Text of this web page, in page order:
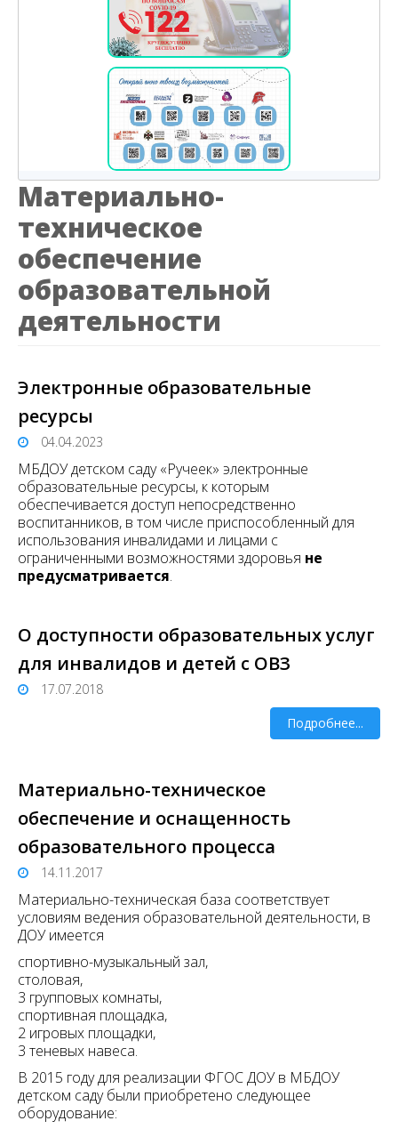
Материально-
техническое
обеспечение
образовательной
деятельности
Электронные образовательные
ресурсы
04.04.2023
МБДОУ детском саду «Ручеек» электронные
образовательные ресурсы, к которым
обеспечивается доступ непосредственно
воспитанников, в том числе приспособленный для
использования инвалидами и лицами с
ограниченными возможностями здоровья не
предусматривается.
О доступности образовательных услуг
для инвалидов и детей с ОВЗ
17.07.2018
Подробнее...
Материально-техническое
обеспечение и оснащенность
образовательного процесса
14.11.2017
Материально-техническая база соответствует
условиям ведения образовательной деятельности, в
ДОУ имеется
спортивно-музыкальный зал,
столовая,
3 групповых комнаты,
спортивная площадка,
2 игровых площадки,
3 теневых навеса.
В 2015 году для реализации ФГОС ДОУ в МБДОУ
детском саду были приобретено следующее
оборудование: